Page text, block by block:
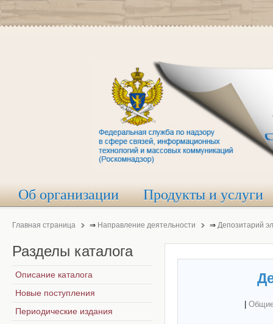
Об организации Продукты и услуги
Главная страница ⇒ Направление деятельности ⇒ Депозитарий
Разделы каталога
Описание каталога
Новые поступления
Периодические издания